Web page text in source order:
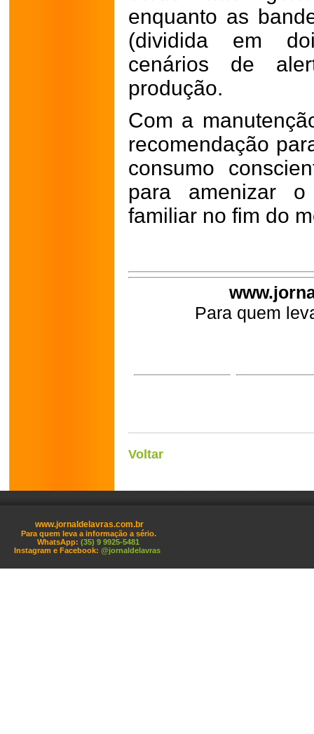
enquanto as
(dividida em
cenários de
produção.
Com a
recomendação
consumo
para amenizar
familiar no fim do
Para quem
Voltar
www.jornaldelavras.com.br
Para quem leva a informação a sério.
WhatsApp: (35) 9 9925-5481
Instagram e Facebook: @jornaldelavras